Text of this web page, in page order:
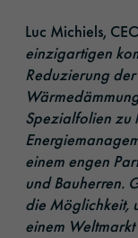
Luc Michiels,
einzigartigen
Reduzierung
Spezialfolien zu
einem engen
und Bauherren.
die Möglichkeit,
einem